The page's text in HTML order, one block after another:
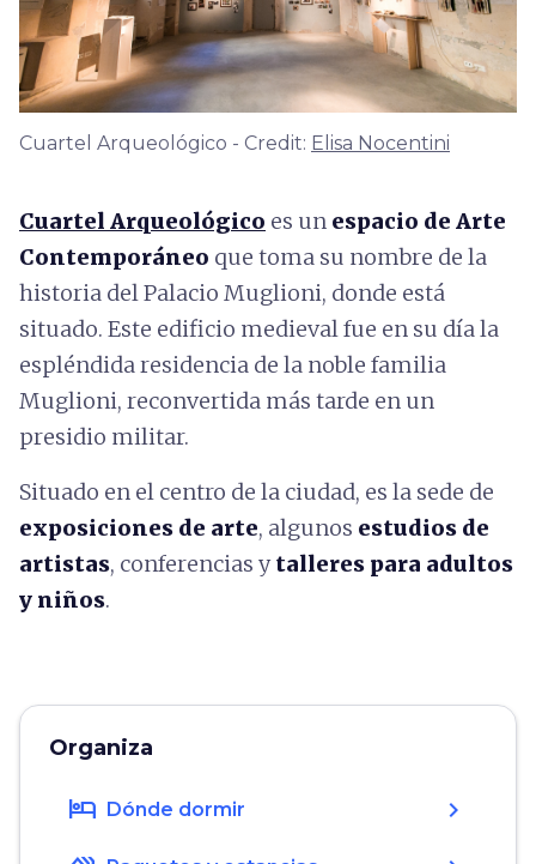
Cuartel Arqueológico - Credit: Elisa Nocentini
Cuartel Arqueológico es un espacio de Arte
Contemporáneo que toma su nombre de la
historia del Palacio Muglioni, donde está
situado. Este edificio medieval fue en su día la
espléndida residencia de la noble familia
Muglioni, reconvertida más tarde en un
presidio militar.
Situado en el centro de la ciudad, es la sede de
exposiciones de arte, algunos estudios de
artistas, conferencias ytalleres para adultos
y niños.
Organiza
hotel Dónde dormir chevron_right